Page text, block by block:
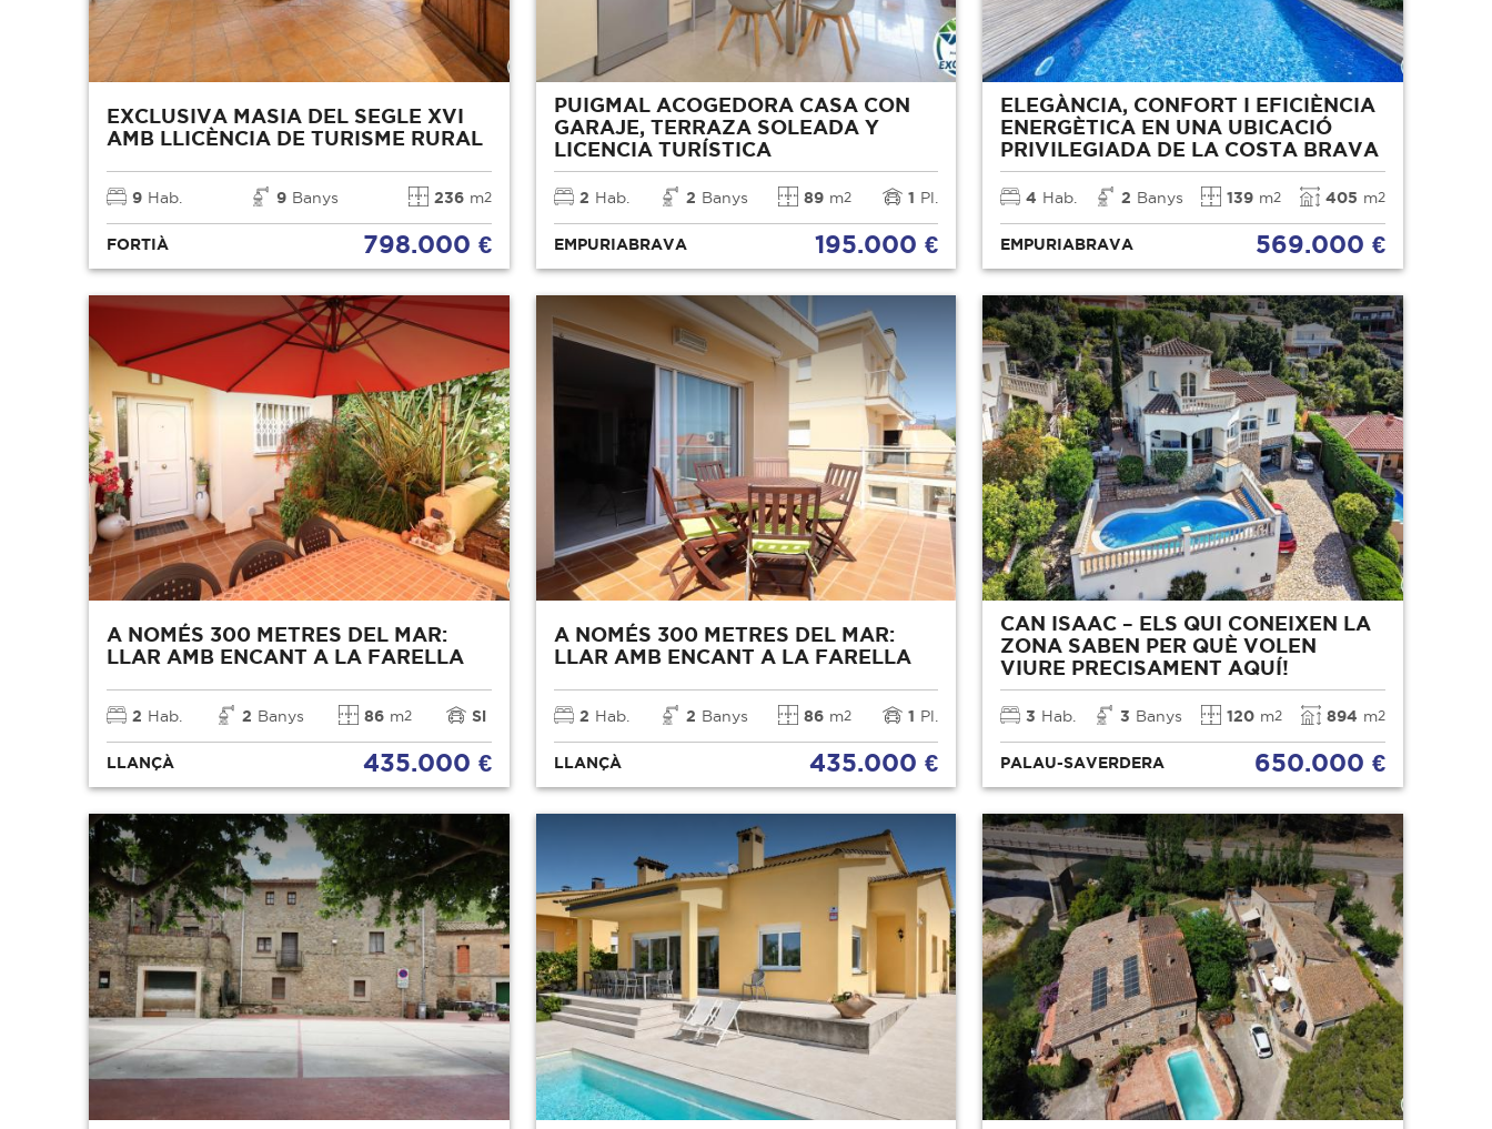
EXCLUSIVA MASIA DEL SEGLE XVI
AMB LLICÈNCIA DE TURISME RURAL
9 Hab. 9 Banys 236 m2
FORTIÀ 798.000 €
PUIGMAL ACOGEDORA CASA CON
GARAJE, TERRAZA SOLEADA Y
LICENCIA TURÍSTICA
2 Hab. 2 Banys 89 m2 1 Pl.
EMPURIABRAVA 195.000 €
ELEGÀNCIA, CONFORT I EFICIÈNCIA
ENERGÈTICA EN UNA UBICACIÓ
PRIVILEGIADA DE LA COSTA BRAVA
4 Hab. 2 Banys 139 m2 405 m2
EMPURIABRAVA 569.000 €
A NOMÉS 300 METRES DEL MAR:
LLAR AMB ENCANT A LA FARELLA
2 Hab. 2 Banys 86 m2 Si
LLANÇÀ 435.000 €
A NOMÉS 300 METRES DEL MAR:
LLAR AMB ENCANT A LA FARELLA
2 Hab. 2 Banys 86 m2 1 Pl.
LLANÇÀ 435.000 €
CAN ISAAC – ELS QUI CONEIXEN LA
ZONA SABEN PER QUÈ VOLEN
VIURE PRECISAMENT AQUÍ!
3 Hab. 3 Banys 120 m2 894 m2
PALAU-SAVERDERA 650.000 €